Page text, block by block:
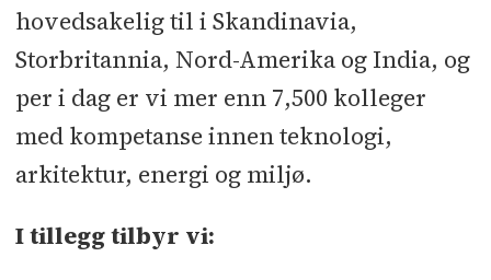
hovedsakelig til i Skandinavia,
Storbritannia, Nord-Amerika og India, og
per i dag er vi mer enn 7,500 kolleger
med kompetanse innen teknologi,
arkitektur, energi og miljø.
I tillegg tilbyr vi: